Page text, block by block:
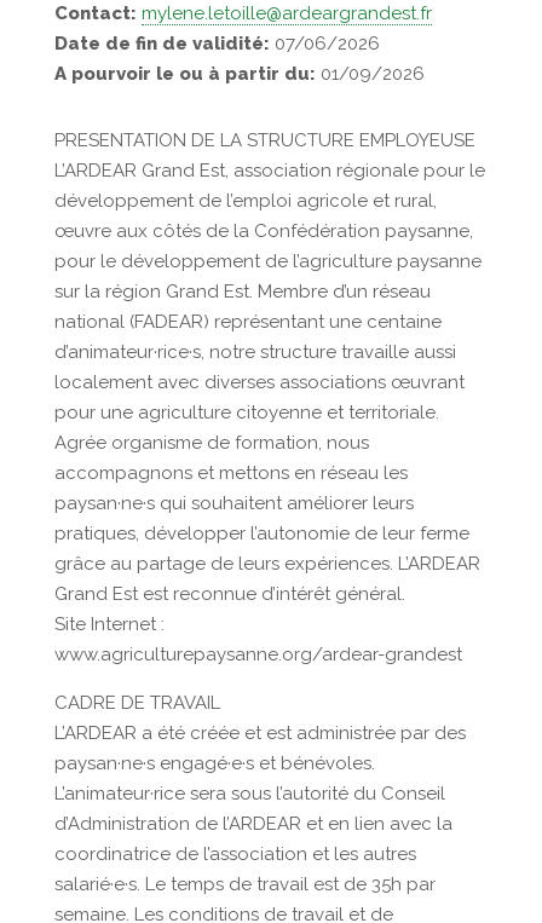
Contact: mylene.letoille@ardeargrandest.fr
Date de fin de validité: 07/06/2026
A pourvoir le ou à partir du: 01/09/2026
PRESENTATION DE LA STRUCTURE EMPLOYEUSE
L’ARDEAR Grand Est, association régionale pour le
développement de l’emploi agricole et rural,
œuvre aux côtés de la Confédération paysanne,
pour le développement de l’agriculture paysanne
sur la région Grand Est. Membre d’un réseau
national (FADEAR) représentant une centaine
d’animateur·rice·s, notre structure travaille aussi
localement avec diverses associations œuvrant
pour une agriculture citoyenne et territoriale.
Agrée organisme de formation, nous
accompagnons et mettons en réseau les
paysan·ne·s qui souhaitent améliorer leurs
pratiques, développer l’autonomie de leur ferme
grâce au partage de leurs expériences. L’ARDEAR
Grand Est est reconnue d’intérêt général.
Site Internet :
www.agriculturepaysanne.org/ardear-grandest
CADRE DE TRAVAIL
L’ARDEAR a été créée et est administrée par des
paysan·ne·s engagé·e·s et bénévoles.
L’animateur·rice sera sous l’autorité du Conseil
d’Administration de l’ARDEAR et en lien avec la
coordinatrice de l’association et les autres
salarié·e·s. Le temps de travail est de 35h par
semaine. Les conditions de travail et de